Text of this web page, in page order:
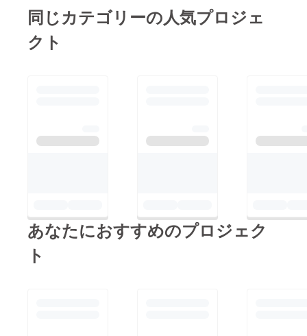
同じカテゴリーの人気プロジェ
クト
あなたにおすすめのプロジェク
ト